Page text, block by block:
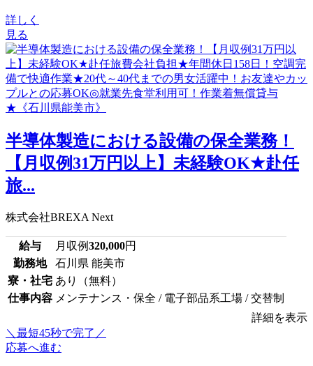
詳しく
見る
半導体製造における設備の保全業務！
【月収例31万円以上】未経験OK★赴任
旅...
株式会社BREXA Next
給与 月収例320,000円
勤務地
石川県 能美市
寮・社宅 あり（無料）
仕事内容 メンテナンス・保全 / 電子部品系工場 / 交替制
詳細を表示
＼最短45秒で完了／
応募へ進む